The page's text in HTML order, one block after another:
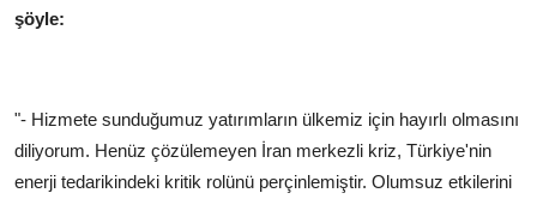
şöyle:
"- Hizmete sunduğumuz yatırımların ülkemiz için hayırlı olmasını
diliyorum. Henüz çözülemeyen İran merkezli kriz, Türkiye'nin
enerji tedarikindeki kritik rolünü perçinlemiştir. Olumsuz etkilerini